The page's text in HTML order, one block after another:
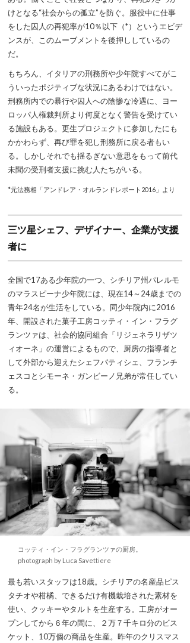
けとなる“社会からの孤立”を防ぐ。服役中に仕事
をした囚人の再犯率が10％以下（*）というエビデ
ンスが、このムーブメントを後押ししているの
だ。
もちろん、イタリアの刑務所や少年院すべてがこ
ういったポジティブな状況にあるわけではない。
刑務所内での暴行や囚人への陰惨な冷遇に、ヨー
ロッパ人権裁判所より何度となく警告を受けてい
る施設もある。更生プロジェクトに参加したにも
かかわらず、再び罪を犯し刑務所に戻る者もい
る。しかしそれでも揺るぎない意思をもって前代
未聞の受刑者支援に挑む人たちがいる。
*元法務相「アンドレア・オルランドレポート2016」より
三ツ星シェフ、デザイナー、企業が支援
者に
全国で17ある少年院の一つ、シチリア州パレルモ
のマラスピーナ少年院には、現在14～24歳までの
青年24名が生活をしている。同少年院内に2016
年、開設された菓子工房コッティ・イン・フラグ
ランツァは、社会的協同組合「リジェネラリザツ
ィオーネ」の運営によるもので、厨房の指導者と
して外部から迎えたシェフパティシェ、フランチ
ェスコとシモーネ・ガンビーノ兄弟が常任してい
る。
コッティ・イン・フラグランツァの厨房。
photograph by Luca Savettiere
最も若いスタッフは18歳。シチリアの名産品ピス
タチオや柑橘、できるだけ有機栽培された素材を
使い、クッキーやタルトを生産する。工房がオー
プンしてから６年の間に、２万７千キロ分のビス
ケット、10万個の商品を生産。昨年のクリスマス